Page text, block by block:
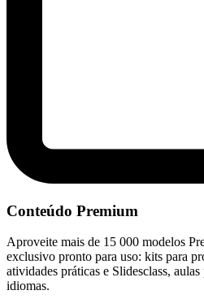
Conteúdo Premium
Aproveite mais de 15 000 modelos
exclusivo pronto para uso: kits para
atividades práticas e Slidesclass,
idiomas.